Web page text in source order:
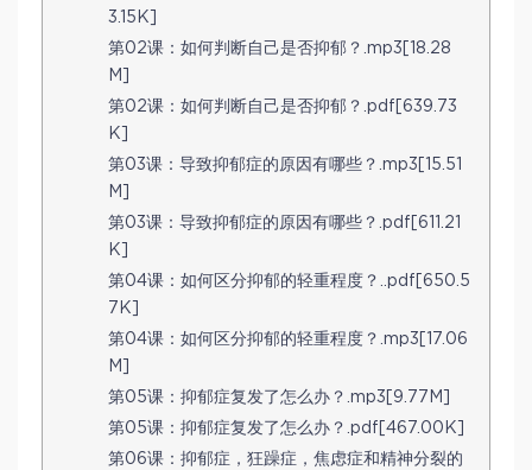
3.15K]
第02课：如何判断自己是否抑郁？.mp3[18.28
M]
第02课：如何判断自己是否抑郁？.pdf[639.73
K]
第03课：导致抑郁症的原因有哪些？.mp3[15.51
M]
第03课：导致抑郁症的原因有哪些？.pdf[611.21
K]
第04课：如何区分抑郁的轻重程度？..pdf[650.5
7K]
第04课：如何区分抑郁的轻重程度？.mp3[17.06
M]
第05课：抑郁症复发了怎么办？.mp3[9.77M]
第05课：抑郁症复发了怎么办？.pdf[467.00K]
第06课：抑郁症，狂躁症，焦虑症和精神分裂的